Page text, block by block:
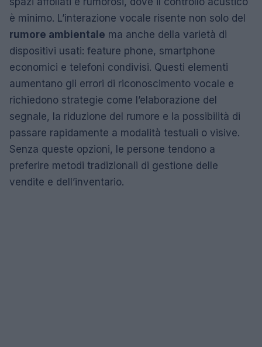
è minimo. L’interazione vocale risente non solo del
rumore ambientale ma anche della varietà di
dispositivi usati: feature phone, smartphone
economici e telefoni condivisi. Questi elementi
aumentano gli errori di riconoscimento vocale e
richiedono strategie come l’elaborazione del
segnale, la riduzione del rumore e la possibilità di
passare rapidamente a modalità testuali o visive.
Senza queste opzioni, le persone tendono a
preferire metodi tradizionali di gestione delle
vendite e dell’inventario.